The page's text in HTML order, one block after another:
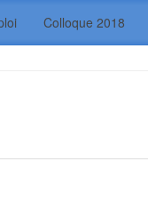
Colloque 2018